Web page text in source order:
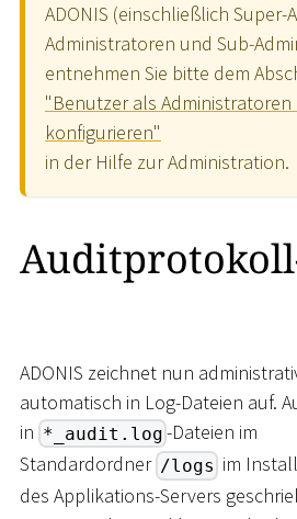
ADONIS (einschließlich
Administratoren und Sub-
entnehmen Sie bitte dem
"Benutzer als Administratoren
konfigurieren"
in der Hilfe zur Administration.
ADONIS zeichnet nun
automatisch in Log-Dateien auf.
in *_audit.log -Dateien im
Standardordner /logs im
des Applikations-Servers